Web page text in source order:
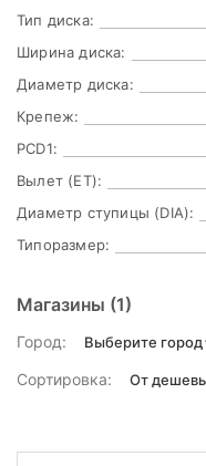
Тип диска:
Ширина диска:
Диаметр диска:
Крепеж:
PCD1:
Вылет (ET):
Диаметр ступицы (DIA):
Типоразмер:
Магазины (1)
Город:
Сортировка: